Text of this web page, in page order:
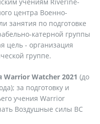
центра Военно-
занятия по подготовке
катерной группы
цель - организация
группе.
Watcher 2021 (до
за подготовку и
учения Warrior
Воздушные силы ВС